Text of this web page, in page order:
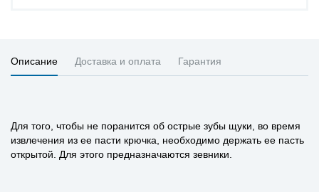
Описание Доставка и оплата Гарантия
Для того, чтобы не поранится об острые зубы щуки, во время
извлечения из ее пасти крючка, необходимо держать ее пасть
открытой. Для этого предназначаются зевники.